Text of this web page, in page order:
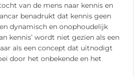
van de mens naar kennis en
benadrukt dat kennis geen
dynamisch en onophoudelijk
kennis’ wordt niet gezien als een
als een concept dat uitnodigt
door het onbekende en het